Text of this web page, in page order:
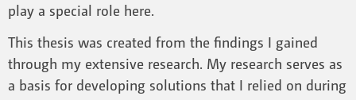
play a special role here.
This thesis was created from the findings I gained
through my extensive research. My research serves as
a basis for developing solutions that I relied on during